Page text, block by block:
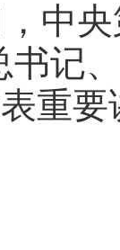
中
书记
重